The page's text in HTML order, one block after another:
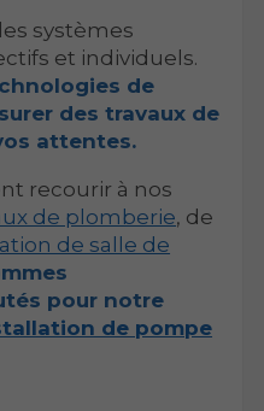
systèmes
et individuels.
de
des travaux de
attentes.
recourir à nos
de plomberie, de
de salle de
pour notre
de pompe